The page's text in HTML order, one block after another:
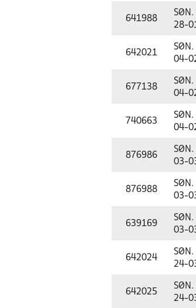
641988
SØN.
28-
642021
SØN.
04-
677138
SØN.
04-
740663
SØN.
04-
876986
SØN.
03-
876988
SØN.
03-
639169
SØN.
03-
642024
SØN.
24-
642025
SØN.
24-